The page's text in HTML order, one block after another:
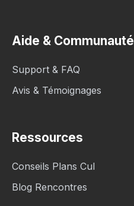
Aide & Communauté
Support & FAQ
Avis & Témoignages
Ressources
Conseils Plans Cul
Blog Rencontres